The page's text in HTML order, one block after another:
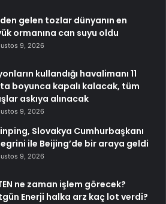
gelen tozlar dünyanın en
ormanına can suyu oldu
9, 2026
kullandığı havalimanı 11
boyunca kapalı kalacak, tüm
askıya alınacak
9, 2026
Slovakya Cumhurbaşkanı
ile Beijing’de bir araya geldi
9, 2026
ne zaman işlem görecek?
Enerji halka arz kaç lot verdi?